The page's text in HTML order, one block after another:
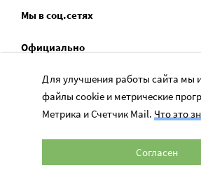
Мы в соц.сетях
Официально
Сервисы для НКО
Спецпроекты
Для улучшения работы сайта мы
файлы cookie и метрические
Метрика и Счетчик Mail. Что это
Согласен